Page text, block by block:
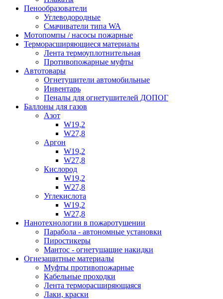
Пенообразователи
Углеводородные
Смачиватели типа WA
Мотопомпы / насосы пожарные
Терморасширяющиеся материалы
Лента термоуплотнительная
Противопожарные муфты
Автотовары
Огнетушители автомобильные
Инвентарь
Пеналы для огнетушителей ДОПОГ
Баллоны для газов
Азот
W19,2
W27,8
Аргон
W19,2
W27,8
Кислород
W19,2
W27,8
Углекислота
W19,2
W27,8
Нанотехнологии в пожаротушении
Парабола - автономные установки
Пиростикеры
Мантос - огнетушащие накидки
Огнезащитные материалы
Муфты противопожарные
Кабельные проходки
Лента терморасширяющаяся
Лаки, краски